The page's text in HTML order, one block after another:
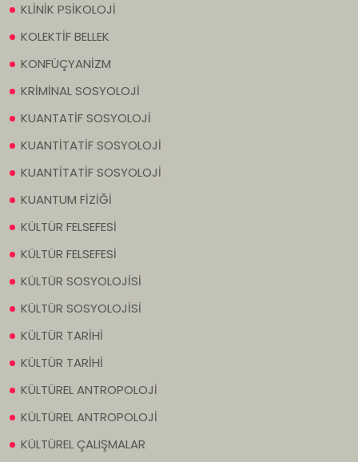
KLİNİK PSİKOLOJİ
KOLEKTİF BELLEK
KONFÜÇYANİZM
KRİMİNAL SOSYOLOJİ
KUANTATİF SOSYOLOJİ
KUANTİTATİF SOSYOLOJİ
KUANTİTATİF SOSYOLOJİ
KUANTUM FİZİĞİ
KÜLTÜR FELSEFESİ
KÜLTÜR FELSEFESİ
KÜLTÜR SOSYOLOJİSİ
KÜLTÜR SOSYOLOJİSİ
KÜLTÜR TARİHİ
KÜLTÜR TARİHİ
KÜLTÜREL ANTROPOLOJİ
KÜLTÜREL ANTROPOLOJİ
KÜLTÜREL ÇALIŞMALAR